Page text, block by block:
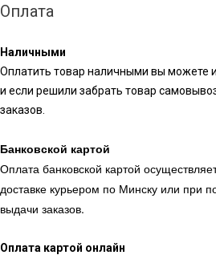
Оплата
Наличными
Оплатить товар наличными вы можете
и если решили забрать товар
заказов.
Банковской картой
Оплата банковской картой
доставке курьером по Минску или при
выдачи заказов.
Оплата картой онлайн